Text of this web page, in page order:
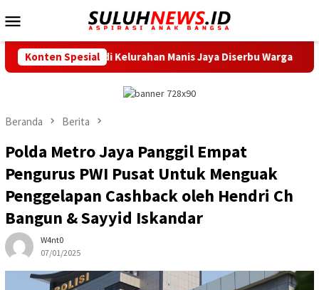
ke
Mobile
Konten Spesial
di Kelurahan Manis Jaya Diserbu Warga Sambut
Beranda Berita
Polda Metro Jaya Panggil Empat
Pengurus PWI Pusat Untuk Menguak
Penggelapan Cashback oleh Hendri Ch
Bangun & Sayyid Iskandar
W4nt0
07/01/2025